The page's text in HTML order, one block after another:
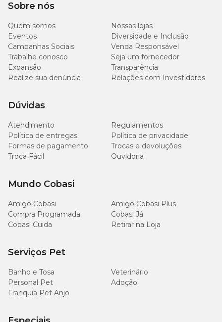
Fósforo (mín.)
mg/kg
Sobre nós
Quem somos
Nossas lojas
Eventos
Diversidade e Inclusão
Campanhas Sociais
Venda Responsável
Trabalhe conosco
Seja um fornecedor
Expansão
Transparência
Realize sua denúncia
Relações com Investidores
Dúvidas
Atendimento
Regulamentos
Política de entregas
Política de privacidade
Formas de pagamento
Trocas e devoluções
Troca Fácil
Ouvidoria
Mundo Cobasi
Amigo Cobasi
Amigo Cobasi Plus
Compra Programada
Cobasi Já
Cobasi Cuida
Retirar na Loja
Serviços Pet
Banho e Tosa
Veterinário
Personal Pet
Adoção
Franquia Pet Anjo